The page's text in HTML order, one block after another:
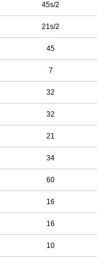
45s/2
21s/2
45
7
32
32
21
34
60
16
16
10